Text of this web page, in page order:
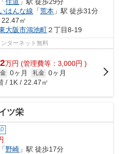
はんな線 「荒本 」駅 徒歩31分
㎡
大阪市鴻池町２丁目8-19
ターネット無料
万円 (管理費等：3,000円 )
0ヶ月 礼金 0ヶ月
/ 1K / 22.47㎡
ツ栄
「野崎 」駅 徒歩17分